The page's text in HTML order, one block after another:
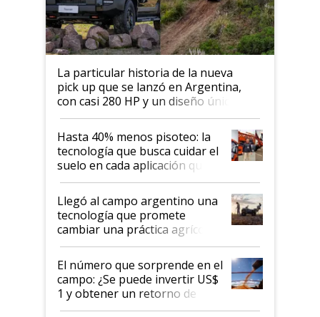
La particular historia de la nueva
pick up que se lanzó en Argentina,
con casi 280 HP y un diseño único: a
cuánto se vende
Hasta 40% menos pisoteo: la
tecnología que busca cuidar el
suelo en cada aplicación que
llevó Jacto al Congreso
Aapresid 2026
Llegó al campo argentino una
tecnología que promete
cambiar una práctica agrícola
clave: ¿Y si analizar el suelo
fuera tan simple como apretar
un botón?
El número que sorprende en el
campo: ¿Se puede invertir US$
1 y obtener un retorno de
hasta US$ 10 en agricultura?